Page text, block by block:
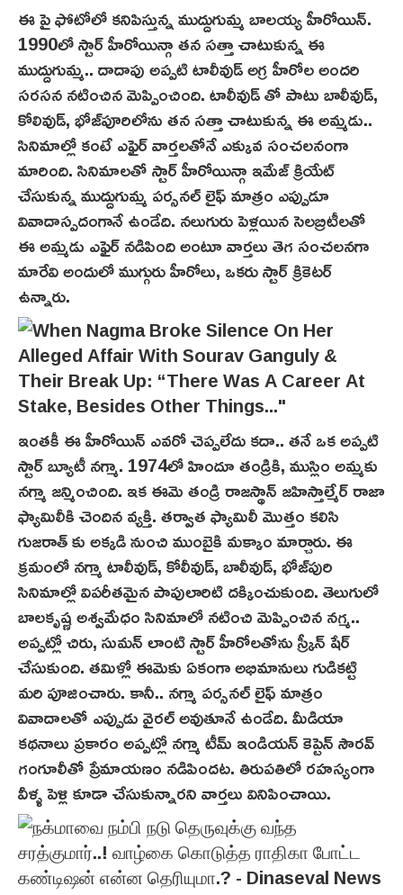
ఈ పై ఫోటోలో కనిపిస్తున్న ముద్దుగుమ్మ బాలయ్య హీరోయిన్.
1990లో స్టార్ హీరోయిన్గా తన సత్తా చాటుకున్న ఈ
ముద్దుగుమ్మ.. దాదాపు అప్పటి టాలీవుడ్ అగ్ర హీరోల అందరి
స‌ర‌స‌న నటించిన మెప్పించింది. టాలీవుడ్ తో పాటు బాలీవుడ్,
కోలివుడ్‌, భోజ్‌పూరిలోను తన సత్తా చాటుకున్న ఈ అమ్మడు..
సినిమాల్లో కంటే ఎఫైర్ వార్తలతోనే ఎక్కువ సంచలనంగా
మారింది. సినిమాలతో స్టార్ హీరోయిన్గా ఇమేజ్‌ క్రియేట్
చేసుకున్న ముద్దుగుమ్మ పర్సనల్ లైఫ్ మాత్రం ఎప్పుడూ
వివాదాస్పదంగానే ఉండేది. నలుగురు పెళ్లయిన సెలబ్రిటీలతో
ఈ అమ్మడు ఎఫైర్ నడిపింది అంటూ వార్తలు తెగ సంచలనగా
మారేవి అందులో ముగ్గురు హీరోలు, ఒకరు స్టార్ క్రికెటర్
ఉన్నారు.
ఇంతకీ ఈ హీరోయిన్ ఎవరో చెప్పలేదు కదా.. తనే ఒక అప్పటి
స్టార్ బ్యూటీ నగ్మా. 1974లో హిందూ తండ్రికి, ముస్లిం అమ్మకు
నగ్మా జన్మించింది. ఇక ఈమె తండ్రి రాజస్థాన్ జహిస్తాల్మేర్ రాజా
ఫ్యామిలీకి చెందిన వ్యక్తి. తర్వాత ఫ్యామిలీ మొత్తం కలిసి
గుజరాత్ కు అక్కడి నుంచి ముంబైకి మక్కాం మార్చారు. ఈ
క్రమంలో నగ్మా టాలీవుడ్, కోలీవుడ్, బాలీవుడ్, భోజ్‌పురి
సినిమాల్లో విపరీతమైన పాపులారిటి దక్కించుకుంది. తెలుగులో
బాల‌కృష్ణ అశ్వ‌మేధం సినిమాలో న‌టించి మెప్పించిన న‌గ్మ‌..
అప్ప‌ట్లో చిరు, సుమ‌న్ లాంటి స్టార్ హీరోల‌తోను స్క్రీన్ షేర్
చేసుకుంది. తమిళ్లో ఈమెకు ఏకంగా అభిమానులు గుడికట్టి
మరి పూజించారు. కానీ.. నగ్మా పర్సనల్ లైఫ్ మాత్రం
వివాదాలతో ఎప్పుడు వైరల్ అవుతూనే ఉండేది. మీడియా
కథనాలు ప్రకారం అప్పట్లో నగ్మా టీమ్ ఇండియన్ కెప్టెన్ సౌరవ్
గంగూలీతో ప్రేమాయణం నడిపిందట. తిరుపతిలో రహస్యంగా
వీళ్ళ‌ పెళ్లి కూడా చేసుకున్నారని వార్తలు వినిపించాయి.